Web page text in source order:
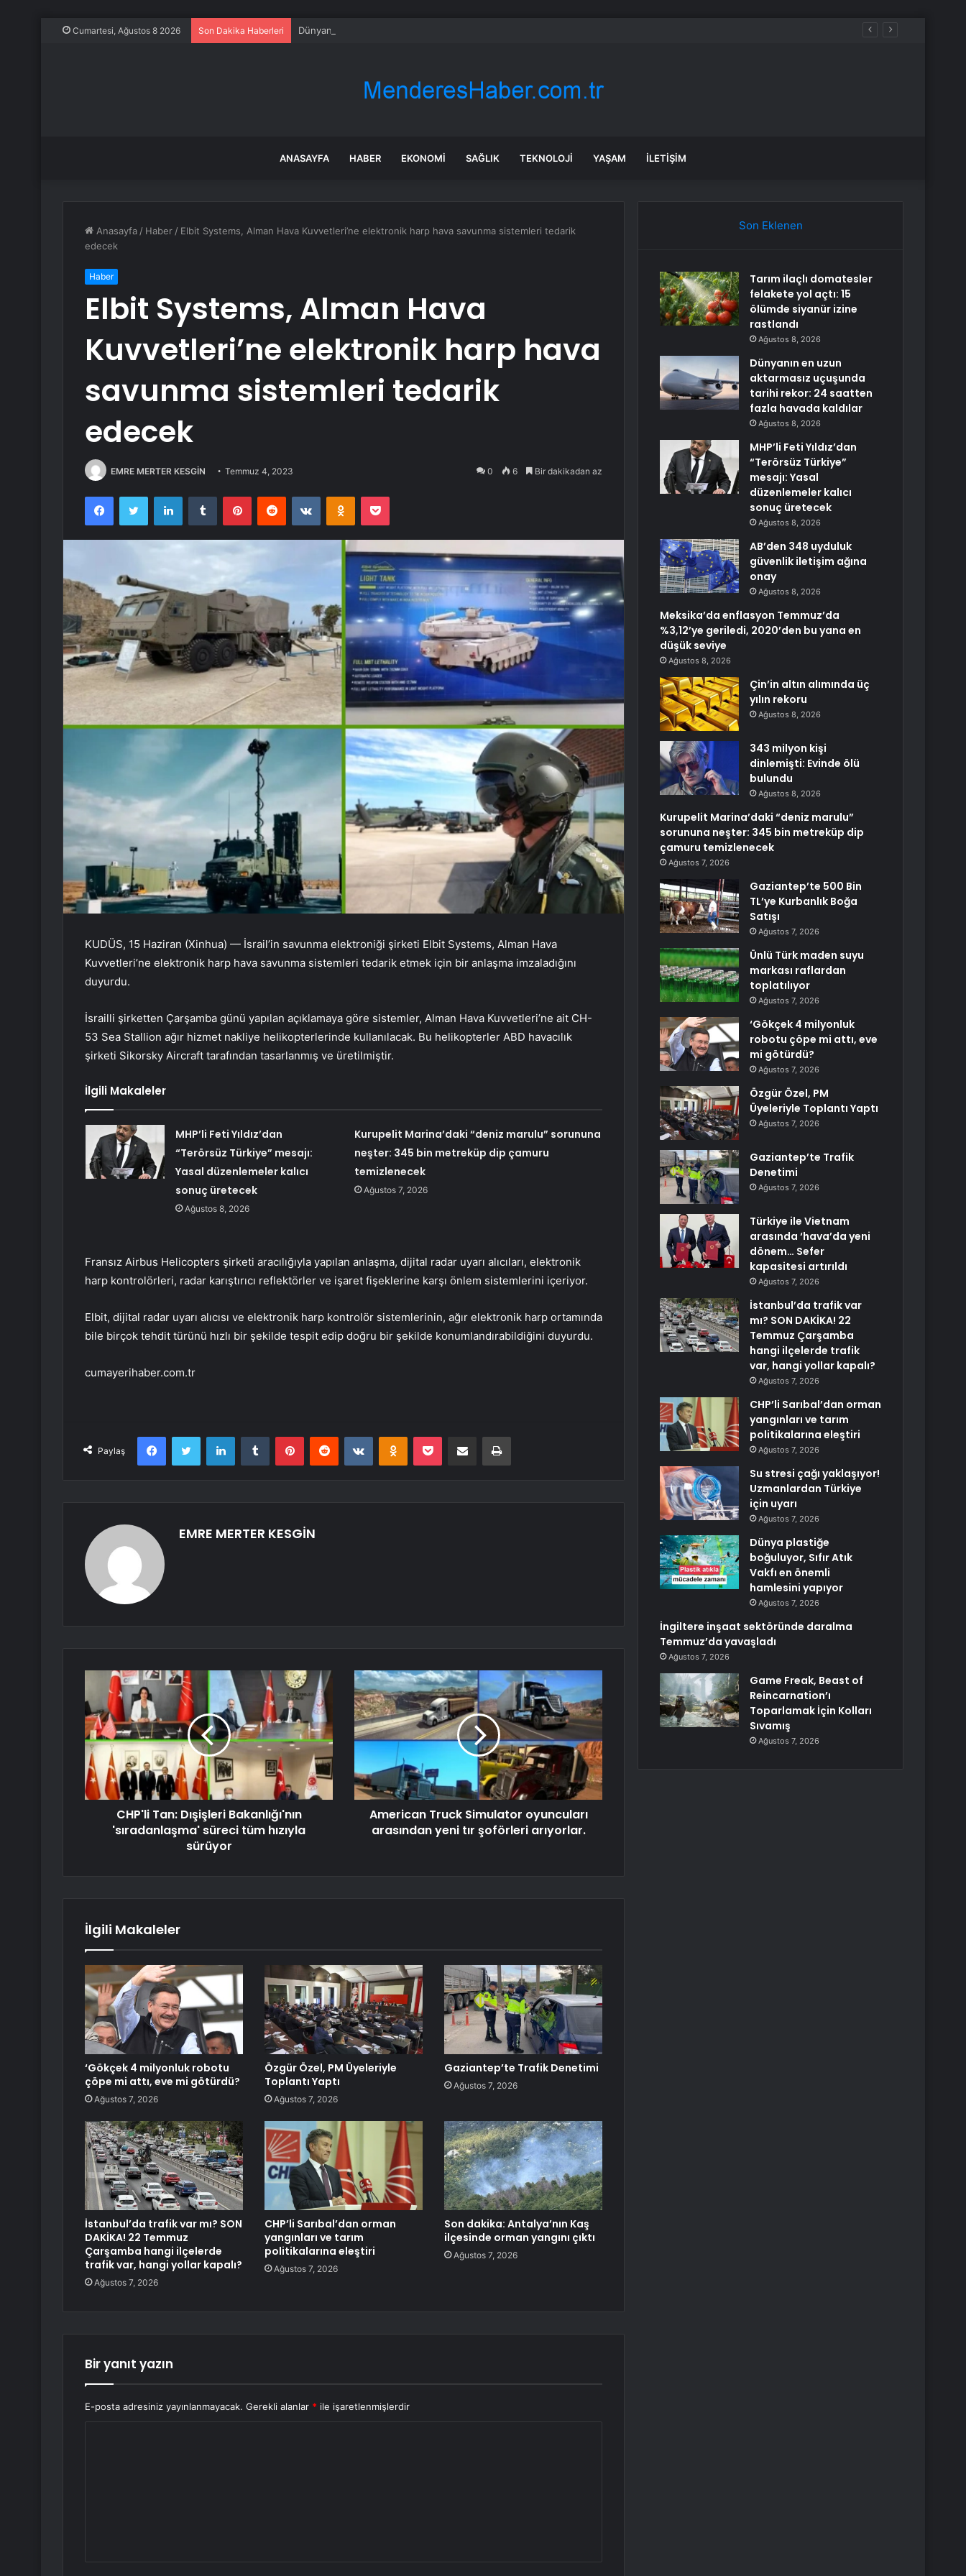
Cumartesi, Ağustos 8 2026 Son Dakika Haberleri Dünyanın en uzun aktarmasız uçuşunda tarihi rekor: 24 saatten fazla havada kaldılar
ANASAYFA HABER EKONOMI SAĞLIK TEKNOLOJI YAŞAM İLETIŞIM
Anasayfa / Haber / Elbit Systems, Alman Hava Kuvvetleri’ne elektronik harp hava savunma sistemleri tedarik
edecek
Haber
Elbit Systems, Alman Hava
Kuvvetleri’ne elektronik harp hava
savunma sistemleri tedarik
edecek
EMRE MERTER KESGİN Temmuz 4, 2023 0 6 Bir dakikadan az
FacebookTwitter LinkedInTumblr PinterestReddit VKontakteOdnoklassniki
Pocket
KUDÜS, 15 Haziran (Xinhua) — İsrail’in savunma elektroniği şirketi Elbit Systems, Alman Hava
Kuvvetleri’ne elektronik harp hava savunma sistemleri tedarik etmek için bir anlaşma imzaladığını
duyurdu.
İsrailli şirketten Çarşamba günü yapılan açıklamaya göre sistemler, Alman Hava Kuvvetleri’ne ait CH-
53 Sea Stallion ağır hizmet nakliye helikopterlerinde kullanılacak. Bu helikopterler ABD havacılık
şirketi Sikorsky Aircraft tarafından tasarlanmış ve üretilmiştir.
İlgili Makaleler
MHP’li Feti Yıldız’dan
“Terörsüz Türkiye” mesajı:
Yasal düzenlemeler kalıcı
sonuç üretecek
Ağustos 8, 2026
Kurupelit Marina’daki “deniz marulu” sorununa
neşter: 345 bin metreküp dip çamuru
temizlenecek
Ağustos 7, 2026
Fransız Airbus Helicopters şirketi aracılığıyla yapılan anlaşma, dijital radar uyarı alıcıları, elektronik
harp kontrolörleri, radar karıştırıcı reflektörler ve işaret fişeklerine karşı önlem sistemlerini içeriyor.
Elbit, dijital radar uyarı alıcısı ve elektronik harp kontrolör sistemlerinin, ağır elektronik harp ortamında
bile birçok tehdit türünü hızlı bir şekilde tespit edip doğru bir şekilde konumlandırabildiğini duyurdu.
cumayerihaber.com.tr
Paylaş
FacebookTwitter LinkedInTumblr PinterestReddit VKontakteOdnoklassniki
Pocket E-Posta ile paylaş Yazdır
EMRE MERTER KESGİN
CHP'li Tan: Dışişleri Bakanlığı'nın
'sıradanlaşma' süreci tüm hızıyla
sürüyor
American Truck Simulator oyuncuları
arasından yeni tır şoförleri arıyorlar.
İlgili Makaleler
‘Gökçek 4 milyonluk robotu
çöpe mi attı, eve mi götürdü?
Ağustos 7, 2026
Özgür Özel, PM Üyeleriyle
Toplantı Yaptı
Ağustos 7, 2026
Gaziantep’te Trafik Denetimi
Ağustos 7, 2026
İstanbul’da trafik var mı? SON
DAKİKA! 22 Temmuz
Çarşamba hangi ilçelerde
trafik var, hangi yollar kapalı?
Ağustos 7, 2026
CHP’li Sarıbal’dan orman
yangınları ve tarım
politikalarına eleştiri
Ağustos 7, 2026
Son dakika: Antalya’nın Kaş
ilçesinde orman yangını çıktı
Ağustos 7, 2026
Bir yanıt yazın
E-posta adresiniz yayınlanmayacak. Gerekli alanlar * ile işaretlenmişlerdir
Son Eklenen
Tarım ilaçlı domatesler
felakete yol açtı: 15
ölümde siyanür izine
rastlandı
Ağustos 8, 2026
Dünyanın en uzun
aktarmasız uçuşunda
tarihi rekor: 24 saatten
fazla havada kaldılar
Ağustos 8, 2026
MHP’li Feti Yıldız’dan
“Terörsüz Türkiye”
mesajı: Yasal
düzenlemeler kalıcı
sonuç üretecek
Ağustos 8, 2026
AB’den 348 uyduluk
güvenlik iletişim ağına
onay
Ağustos 8, 2026
Meksika’da enflasyon Temmuz’da
%3,12’ye geriledi, 2020’den bu yana en
düşük seviye
Ağustos 8, 2026
Çin’in altın alımında üç
yılın rekoru
Ağustos 8, 2026
343 milyon kişi
dinlemişti: Evinde ölü
bulundu
Ağustos 8, 2026
Kurupelit Marina’daki “deniz marulu”
sorununa neşter: 345 bin metreküp dip
çamuru temizlenecek
Ağustos 7, 2026
Gaziantep’te 500 Bin
TL’ye Kurbanlık Boğa
Satışı
Ağustos 7, 2026
Ünlü Türk maden suyu
markası raflardan
toplatılıyor
Ağustos 7, 2026
‘Gökçek 4 milyonluk
robotu çöpe mi attı, eve
mi götürdü?
Ağustos 7, 2026
Özgür Özel, PM
Üyeleriyle Toplantı Yaptı
Ağustos 7, 2026
Gaziantep’te Trafik
Denetimi
Ağustos 7, 2026
Türkiye ile Vietnam
arasında ‘hava’da yeni
dönem… Sefer
kapasitesi artırıldı
Ağustos 7, 2026
İstanbul’da trafik var
mı? SON DAKİKA! 22
Temmuz Çarşamba
hangi ilçelerde trafik
var, hangi yollar kapalı?
Ağustos 7, 2026
CHP’li Sarıbal’dan orman
yangınları ve tarım
politikalarına eleştiri
Ağustos 7, 2026
Su stresi çağı yaklaşıyor!
Uzmanlardan Türkiye
için uyarı
Ağustos 7, 2026
Dünya plastiğe
boğuluyor, Sıfır Atık
Vakfı en önemli
hamlesini yapıyor
Ağustos 7, 2026
İngiltere inşaat sektöründe daralma
Temmuz’da yavaşladı
Ağustos 7, 2026
Game Freak, Beast of
Reincarnation’ı
Toparlamak İçin Kolları
Sıvamış
Ağustos 7, 2026